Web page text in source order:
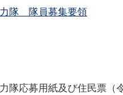
隊 隊員募集要領
隊応募用紙及び住民票（